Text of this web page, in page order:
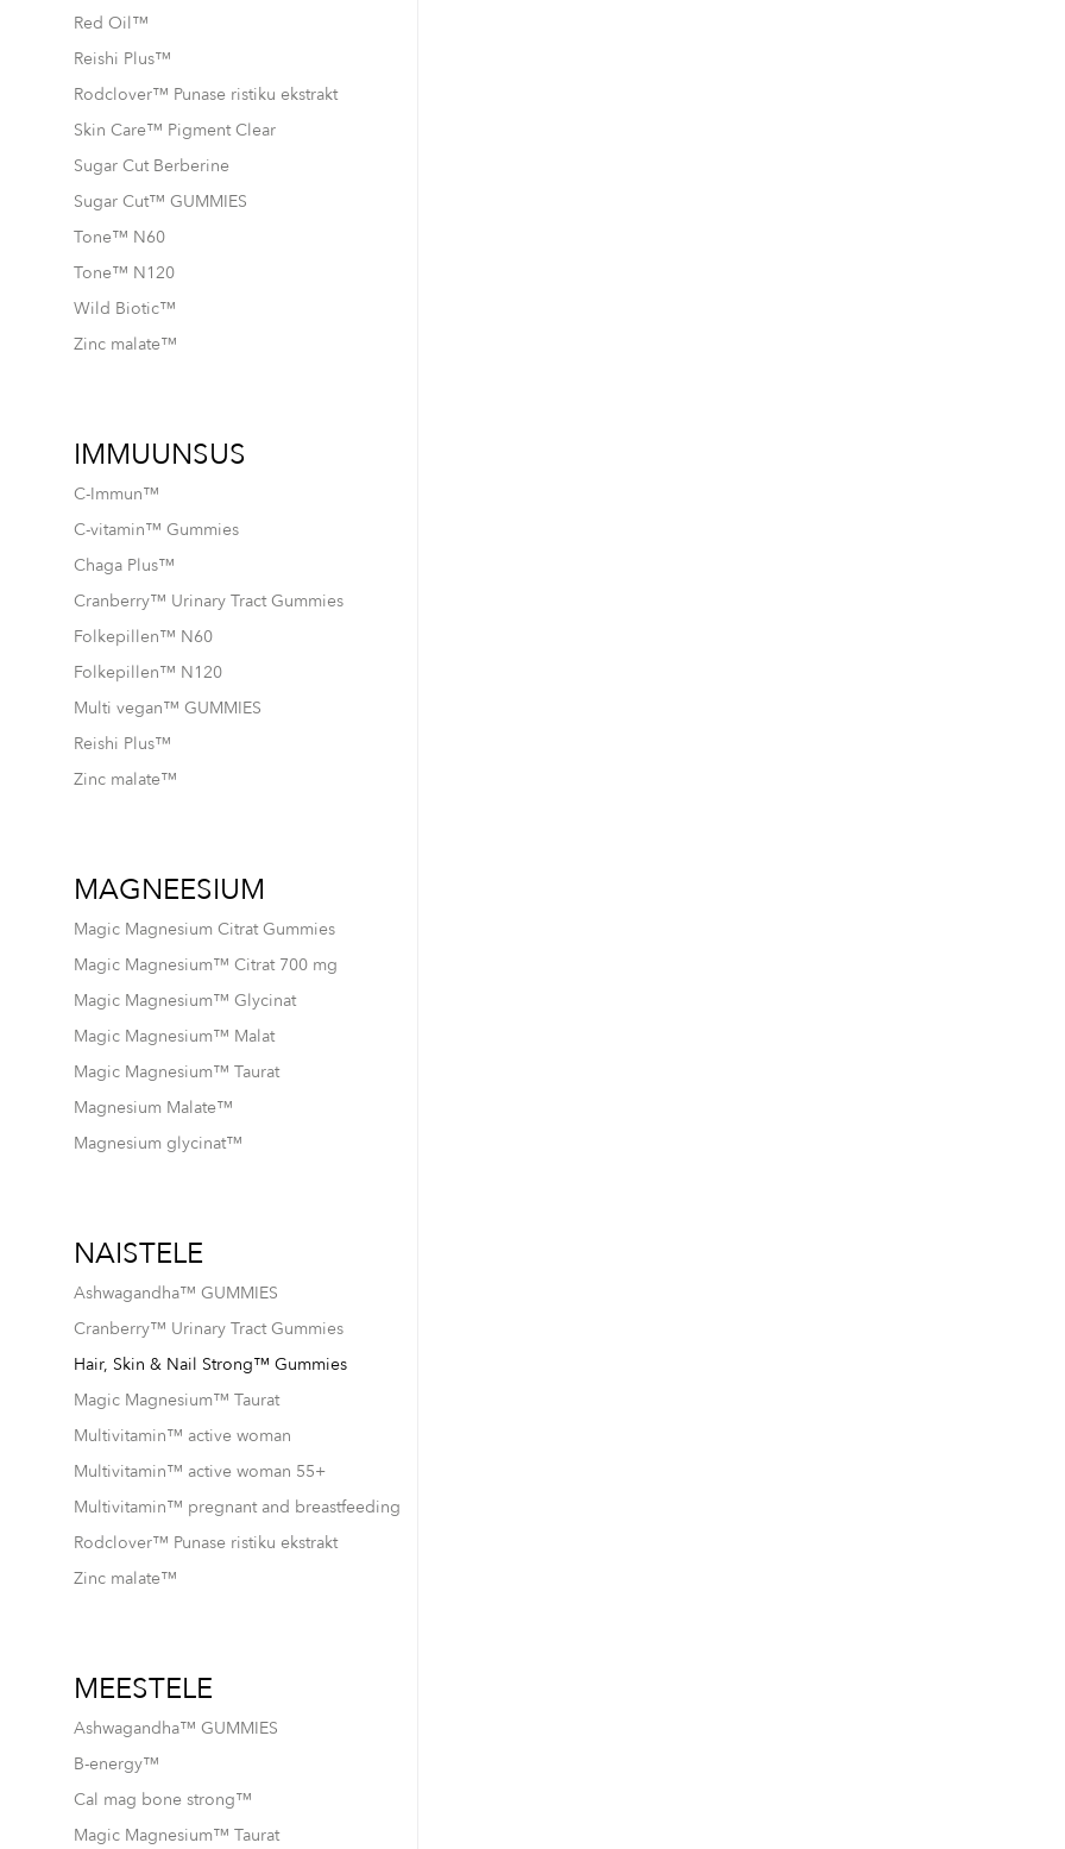
Red Oil™
Reishi Plus™
Rodclover™ Punase ristiku ekstrakt
Skin Care™ Pigment Clear
Sugar Cut Berberine
Sugar Cut™ GUMMIES
Tone™ N60
Tone™ N120
Wild Biotic™
Zinc malate™
IMMUUNSUS
C-Immun™
C-vitamin™ Gummies
Chaga Plus™
Cranberry™ Urinary Tract Gummies
Folkepillen™ N60
Folkepillen™ N120
Multi vegan™ GUMMIES
Reishi Plus™
Zinc malate™
MAGNEESIUM
Magic Magnesium Citrat Gummies
Magic Magnesium™ Citrat 700 mg
Magic Magnesium™ Glycinat
Magic Magnesium™ Malat
Magic Magnesium™ Taurat
Magnesium Malate™
Magnesium glycinat™
NAISTELE
Ashwagandha™ GUMMIES
Cranberry™ Urinary Tract Gummies
Hair, Skin & Nail Strong™ Gummies
Magic Magnesium™ Taurat
Multivitamin™ active woman
Multivitamin™ active woman 55+
Multivitamin™ pregnant and breastfeeding
Rodclover™ Punase ristiku ekstrakt
Zinc malate™
MEESTELE
Ashwagandha™ GUMMIES
B-energy™
Cal mag bone strong™
Magic Magnesium™ Taurat